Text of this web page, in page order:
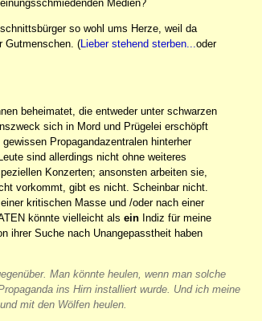
Medien?
so wohl ums Herze, weil da
Gutmenschen. (Lieber stehend sterben...oder
beheimatet, die entweder unter schwarzen
sich in Mord und Prügelei erschöpft
Propagandazentralen hinterher
sind allerdings nicht ohne weiteres
Konzerten; ansonsten arbeiten sie,
vorkommt, gibt es nicht. Scheinbar nicht.
kritischen Masse und /oder nach einer
könnte vielleicht als ein Indiz für meine
ihrer Suche nach Unangepasstheit haben
Man könnte heulen, wenn man solche
ins Hirn installiert wurde. Und ich meine
mit den Wölfen heulen.